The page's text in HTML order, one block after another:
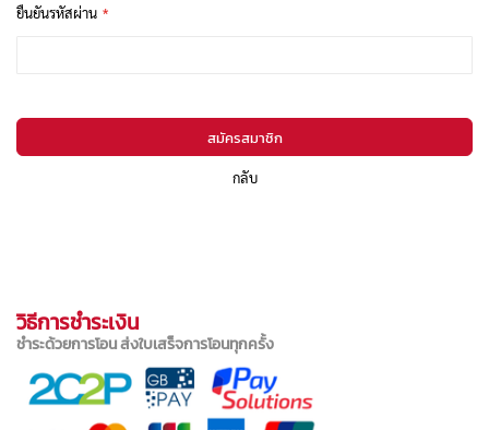
ยืนยันรหัสผ่าน
สมัครสมาชิก
กลับ
วิธีการชำระเงิน
ชำระด้วยการโอน ส่งใบเสร็จการโอนทุกครั้ง